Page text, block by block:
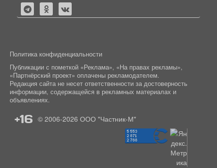
Политика конфиденциальности
Публикации с пометкой «Реклама», «На правах рекламы»,
«Партнёрский проект» оплачены рекламодателем.
Редакция сайта не несет ответственности за достоверность
информации, содержащейся в рекламных материалах и
объявлениях.
+16 © 2006-2026 ООО "Частник-М"